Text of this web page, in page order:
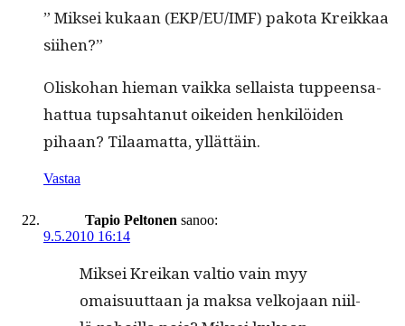
” Mik­sei kukaan (EKP/EU/IMF) pako­ta Kreikkaa
siihen?”
Olisko­han hie­man vaik­ka sel­l­aista tup­peen­sa­
hat­tua tup­sah­tanut oikei­den henkilöi­den
pihaan? Tilaa­mat­ta, yllättäin.
Vastaa
Tapio Peltonen sanoo:
9.5.2010 16:14
Mik­sei Kreikan val­tio vain myy
omaisu­ut­taan ja mak­sa velko­jaan niil­